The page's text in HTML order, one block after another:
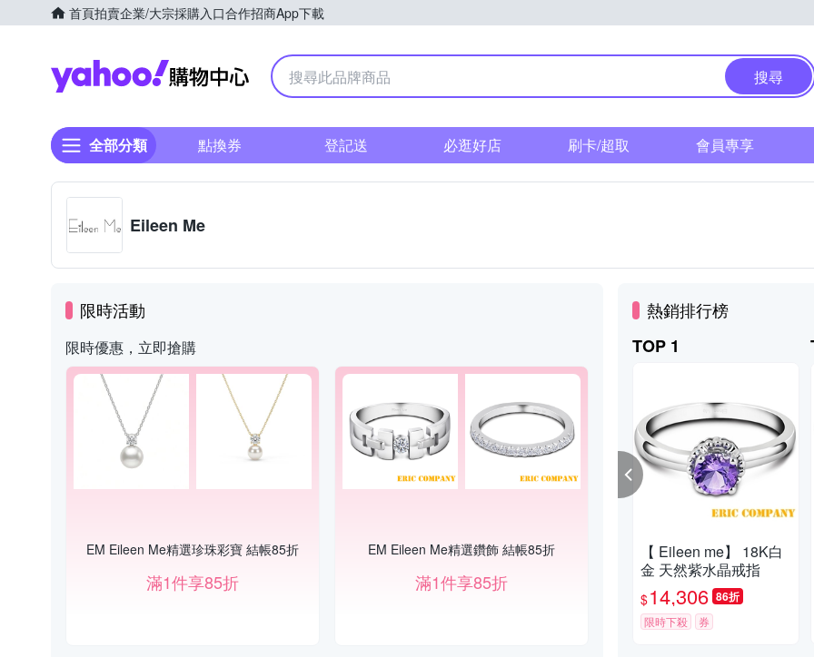
首頁拍賣企業/大宗採購入口合作招商App下載
Yahoo購物中心
搜尋
全部分類 點換券 登記送 必逛好店 刷卡/超取 會員專享
Eileen Me
限時活動
限時優惠，立即搶購
EM Eileen Me精選珍珠彩寶 結帳85折
滿1件享85折
EM Eileen Me精選鑽飾 結帳85折
滿1件享85折
熱銷排行榜
TOP 1
【 Eileen me】 18K白
金 天然紫水晶戒指
$14,306 86折
限時下殺 券